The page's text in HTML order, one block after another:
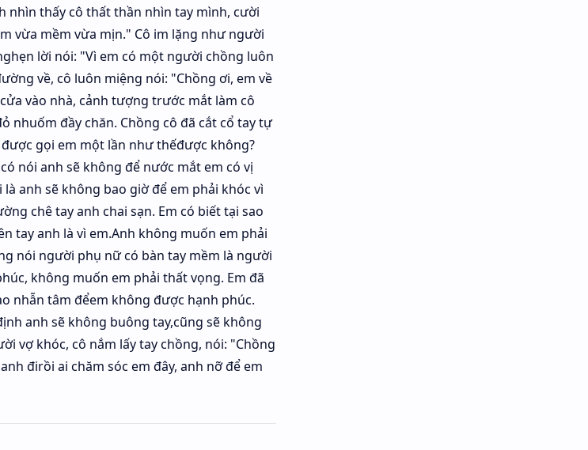
nhìn thấy cô thất thần nhìn tay mình, cười
vừa mềm vừa mịn." Cô im lặng như người
lời nói: "Vì em có một người chồng luôn
về, cô luôn miệng nói: "Chồng ơi, em về
vào nhà, cảnh tượng trước mắt làm cô
nhuốm đầy chăn. Chồng cô đã cắt cổ tay tự
gọi em một lần như thếđược không?
nói anh sẽ không để nước mắt em có vị
anh sẽ không bao giờ để em phải khóc vì
chê tay anh chai sạn. Em có biết tại sao
tay anh là vì em.Anh không muốn em phải
nói người phụ nữ có bàn tay mềm là người
không muốn em phải thất vọng. Em đã
nhẫn tâm đểem không được hạnh phúc.
anh sẽ không buông tay,cũng sẽ không
vợ khóc, cô nắm lấy tay chồng, nói: "Chồng
đirồi ai chăm sóc em đây, anh nỡ để em